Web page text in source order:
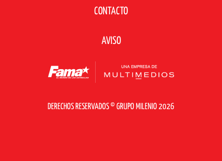
CONTACTO
AVISO
DERECHOS RESERVADOS © GRUPO MILENIO 2026